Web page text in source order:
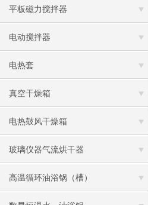
平板磁力搅拌器
电动搅拌器
电热套
真空干燥箱
电热鼓风干燥箱
玻璃仪器气流烘干器
高温循环油浴锅（槽）